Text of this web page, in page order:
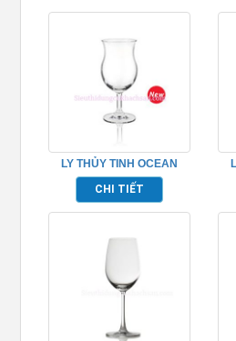
LY THỦY TINH OCEAN
POCO GRAND
TP_1522H12
CHI TIẾT